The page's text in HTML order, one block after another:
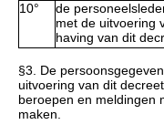
10°
de
met de uitvoering
having van dit
§3. De
uitvoering van dit
beroepen en meldingen
maken.